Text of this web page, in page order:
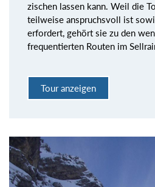
zischen lassen kann. Weil die
teilweise anspruchsvoll ist
erfordert, gehört sie zu den
frequentierten Routen im
Tour anzeigen